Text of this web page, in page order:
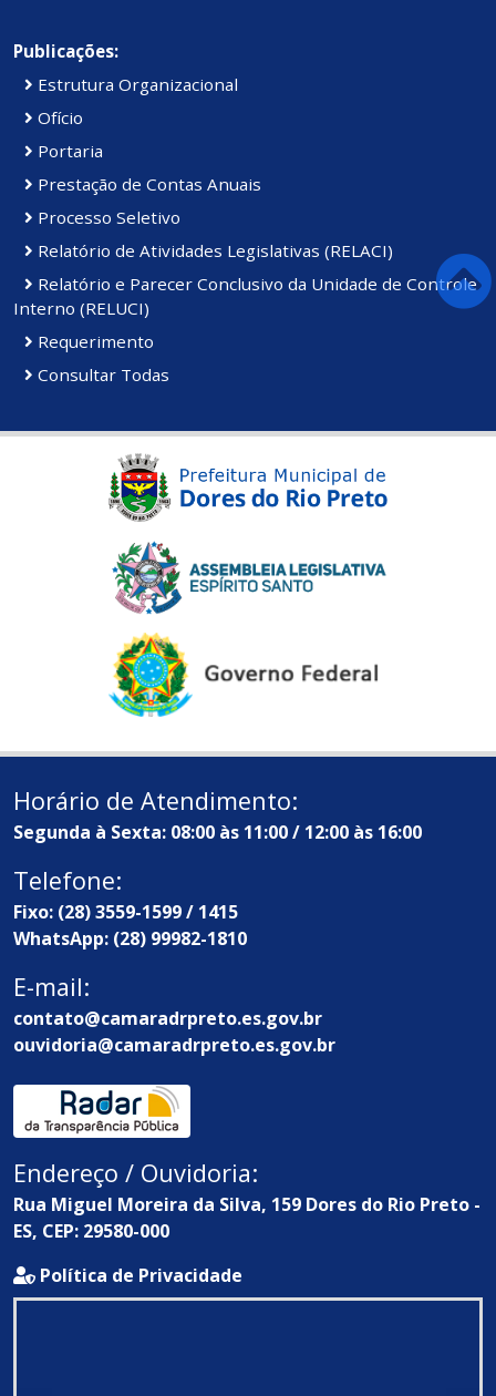
Publicações:
Estrutura Organizacional
Ofício
Portaria
Prestação de Contas Anuais
Processo Seletivo
Relatório de Atividades Legislativas (RELACI)
Relatório e Parecer Conclusivo da Unidade de Controle
Interno (RELUCI)
Requerimento
Consultar Todas
Horário de Atendimento:
Segunda à Sexta: 08:00 às 11:00 / 12:00 às 16:00
Telefone:
Fixo: (28) 3559-1599 / 1415
WhatsApp: (28) 99982-1810
E-mail:
contato@camaradrpreto.es.gov.br
ouvidoria@camaradrpreto.es.gov.br
Endereço / Ouvidoria:
Rua Miguel Moreira da Silva, 159 Dores do Rio Preto -
ES, CEP: 29580-000
Política de Privacidade